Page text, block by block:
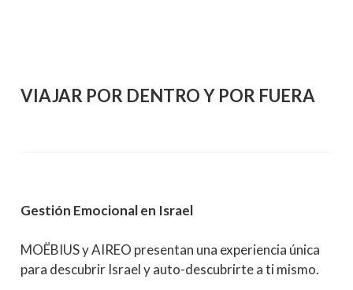
VIAJAR POR DENTRO Y POR FUERA
Gestión Emocional en Israel
MOËBIUS y AIREO presentan una experiencia única
para descubrir Israel y auto-descubrirte a ti mismo.